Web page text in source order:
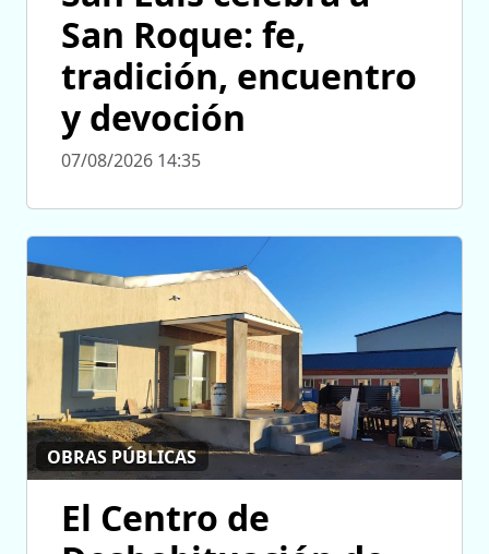
San Roque: fe,
tradición, encuentro
y devoción
07/08/2026 14:35
OBRAS PÚBLICAS
El Centro de